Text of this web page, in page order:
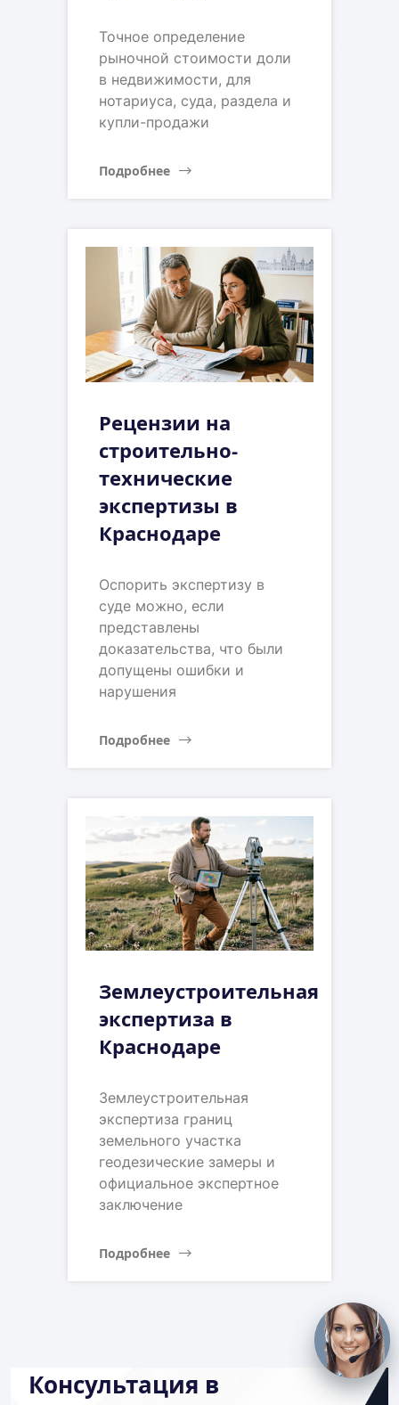
Точное определение
рыночной стоимости доли
в недвижимости, для
нотариуса, суда, раздела и
купли-продажи
Подробнее
Рецензии на
строительно-
технические
экспертизы в
Краснодаре
Оспорить экспертизу в
суде можно, если
представлены
доказательства, что были
допущены ошибки и
нарушения
Подробнее
Землеустроительная
экспертиза в
Краснодаре
Землеустроительная
экспертиза границ
земельного участка
геодезические замеры и
официальное экспертное
заключение
Подробнее
Консультация в